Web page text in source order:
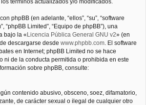
términos actualizados y/o modificados.
phpBB (en adelante, “ellos”, “su”, “software
“phpBB Limited”, “Equipo de phpBB”), una
bajo la «Licencia Pública General GNU v2» (en
descargarse desde www.phpbb.com. El software
en Internet; phpBB Limited no se hace
ni de la conducta permitida o prohibida en este
sobre phpBB, consulte:
contenido abusivo, obsceno, soez, difamatorio,
de carácter sexual o ilegal de cualquier otro